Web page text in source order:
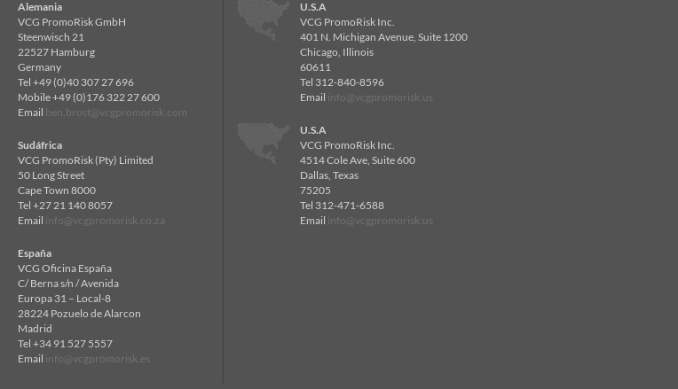
Alemania
VCG PromoRisk GmbH
Steenwisch 21
22527 Hamburg
Germany
Tel +49 (0)40 307 27 696
Mobile +49 (0)176 322 27 600
Email ben.brost@vcgpromorisk.com
Sudáfrica
VCG PromoRisk (Pty) Limited
50 Long Street
Cape Town 8000
Tel +27 21 140 8057
Email info@vcgpromorisk.co.za
España
VCG Oficina España
C/ Berna s/n / Avenida
Europa 31 – Local-8
28224 Pozuelo de Alarcon
Madrid
Tel +34 91 527 5557
Email info@vcgpromorisk.es
U.S.A
VCG PromoRisk Inc.
401 N. Michigan Avenue, Suite 1200
Chicago, Illinois
60611
Tel 312-840-8596
Email info@vcgpromorisk.us
U.S.A
VCG PromoRisk Inc.
4514 Cole Ave, Suite 600
Dallas, Texas
75205
Tel 312-471-6588
Email info@vcgpromorisk.us